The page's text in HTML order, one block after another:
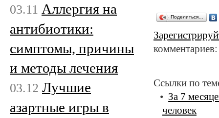
Поделиться…
Ссылки по
За 7
человек
03.11 Аллергия на
антибиотики:
симптомы, причины
и методы лечения
03.12 Лучшие
азартные игры в